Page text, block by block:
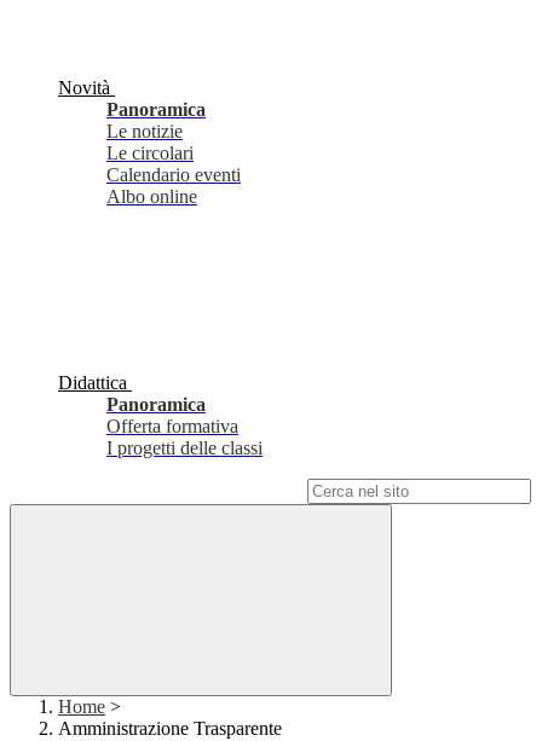
Novità
Panoramica
Le notizie
Le circolari
Calendario eventi
Albo online
Didattica
Panoramica
Offerta formativa
I progetti delle classi
Home >
Amministrazione Trasparente